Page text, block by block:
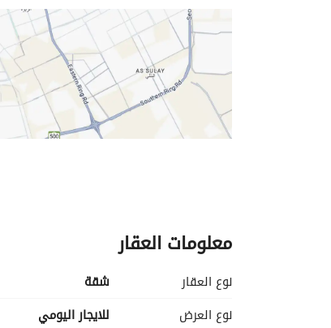
معلومات العقار
نوع العقار
شقة
نوع العرض
للايجار اليومي